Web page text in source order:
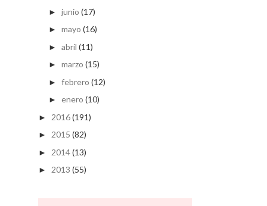
► junio (17)
► mayo (16)
► abril (11)
► marzo (15)
► febrero (12)
► enero (10)
► 2016(191)
► 2015 (82)
► 2014(13)
► 2013 (55)